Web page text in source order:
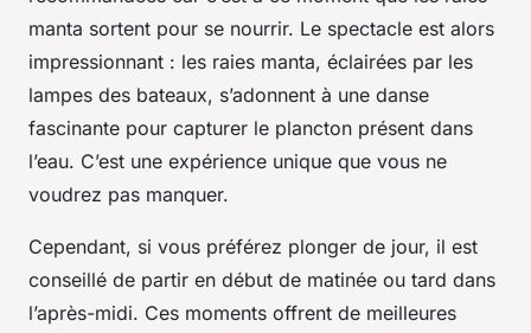
manta sortent pour se nourrir. Le spectacle est alors
impressionnant : les raies manta, éclairées par les
lampes des bateaux, s’adonnent à une danse
fascinante pour capturer le plancton présent dans
l’eau. C’est une expérience unique que vous ne
voudrez pas manquer.
Cependant, si vous préférez plonger de jour, il est
conseillé de partir en début de matinée ou tard dans
l’après-midi. Ces moments offrent de meilleures